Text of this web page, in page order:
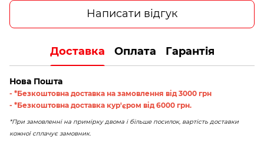
Написати відгук
Доставка Оплата Гарантія
Нова Пошта
- *Безкоштовна доставка на замовлення від 3000 грн
- *Безкоштовна доставка кур'єром від 6000 грн.
*При замовленні на примірку двома і більше посилок, вартість доставки
кожної сплачує замовник.